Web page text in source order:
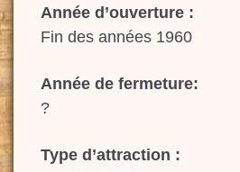
Année d’ouverture :
Fin des années 1960
Année de fermeture:
?
Type d’attraction :